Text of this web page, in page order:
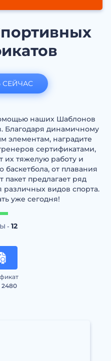
наших Шаблонов
Благодаря динамичному
элементам, наградите
сертификатами,
их тяжелую работу и
от плавания
пакет предлагает ряд
видов спорта.
уже сегодня!
- 12
2480
СЕЙЧАС